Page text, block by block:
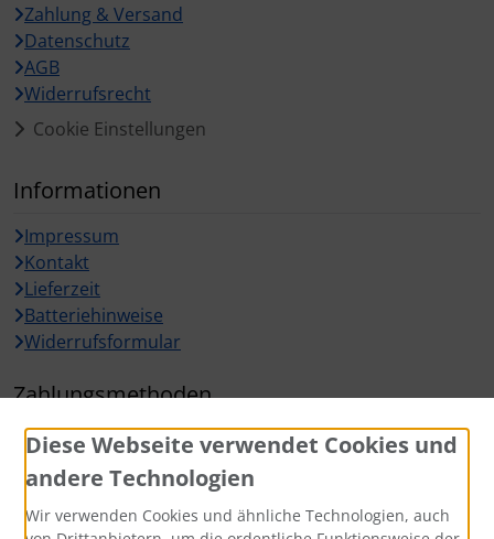
Zahlung & Versand
Datenschutz
AGB
Widerrufsrecht
Cookie Einstellungen
Informationen
Impressum
Kontakt
Lieferzeit
Batteriehinweise
Widerrufsformular
Zahlungsmethoden
Widerrufsbutton
Diese Webseite verwendet Cookies und
andere Technologien
Wir verwenden Cookies und ähnliche Technologien, auch